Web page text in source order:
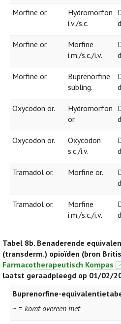
Morfine or.
Hydromorfon
i.v./s.c.
Morfine or.
Morfine
i.m./s.c./i.v.
Morfine or.
Buprenorfine
subling.
Oxycodon or.
Hydromorfon
or.
Oxycodon or.
Oxycodon
s.c./i.v.
Tramadol or. Morfine or.
Tramadol or.
Morfine
i.m./s.c./i.v.
Tabel 8b. Benaderende
(transderm.) opioïden (bron
Farmacotherapeutisch Kompas
laatst geraadpleegd op 01/02/
Buprenorfine-
~ = komt overeen met